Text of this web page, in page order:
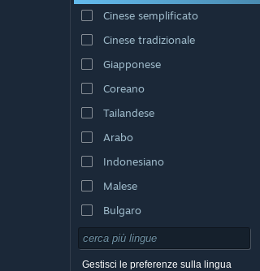
Cinese semplificato
Cinese tradizionale
Giapponese
Coreano
Tailandese
Arabo
Indonesiano
Malese
Bulgaro
Ceco
Danese
Gestisci le preferenze sulla lingua